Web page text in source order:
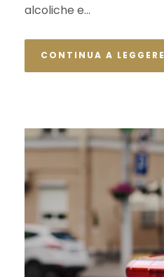
alcoliche e...
CONTINUA A LEGGERE